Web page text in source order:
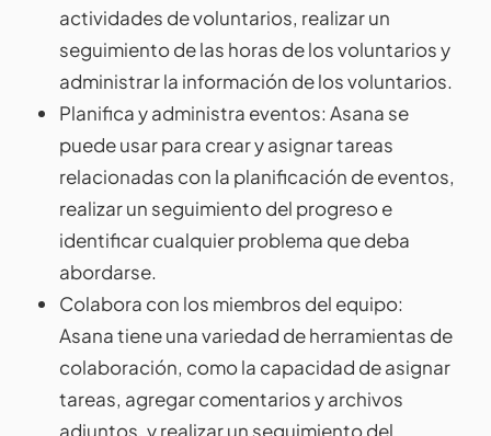
actividades de voluntarios, realizar un
seguimiento de las horas de los voluntarios y
administrar la información de los voluntarios.
Planifica y administra eventos: Asana se
puede usar para crear y asignar tareas
relacionadas con la planificación de eventos,
realizar un seguimiento del progreso e
identificar cualquier problema que deba
abordarse.
Colabora con los miembros del equipo:
Asana tiene una variedad de herramientas de
colaboración, como la capacidad de asignar
tareas, agregar comentarios y archivos
adjuntos, y realizar un seguimiento del